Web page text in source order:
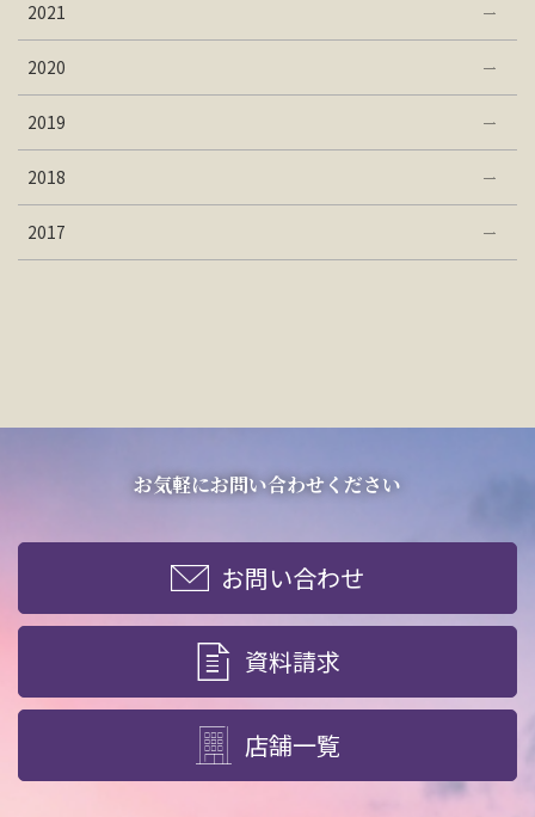
2021
2020
2019
2018
2017
お気軽にお問い合わせください
お問い合わせ
資料請求
店舗一覧